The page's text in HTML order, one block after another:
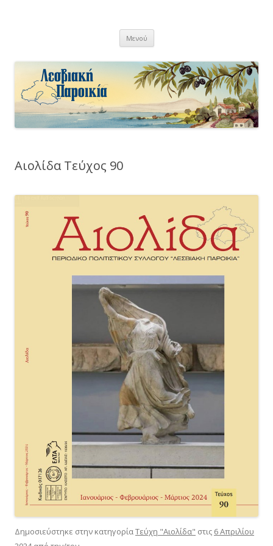
Μενού Μετάβαση
περιεχόμενο
Αιολίδα Τεύχος 90
Δημοσιεύστηκε στην κατηγορίαΤεύχη "Αιολίδα" στις 6 Απριλίου